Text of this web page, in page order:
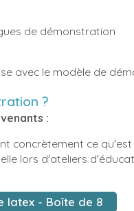
de démonstration
avec le modèle de
?
:
concrètement ce
lors d'ateliers
latex - Boîte de 8